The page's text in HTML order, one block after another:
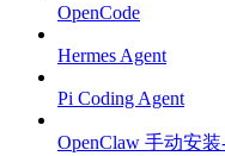
OpenCode
Hermes Agent
Pi Coding Agent
OpenClaw 手动安